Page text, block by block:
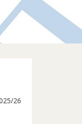
26